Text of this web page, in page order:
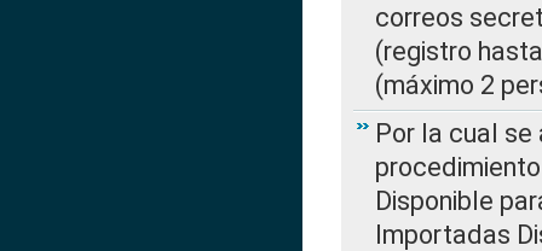
correos
(registro
(máximo 2
Por la cual
Disponible
Importadas